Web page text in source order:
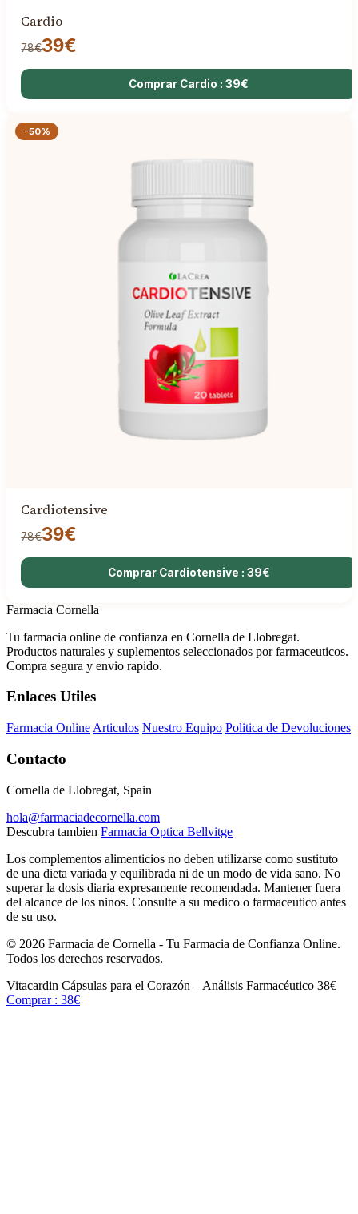
Cardio
78€39€
Comprar Cardio : 39€
-50%
Cardiotensive
78€39€
Comprar Cardiotensive : 39€
Farmacia Cornella
Tu farmacia online de confianza en Cornella de Llobregat.
Productos naturales y suplementos seleccionados por farmaceuticos.
Compra segura y envio rapido.
Enlaces Utiles
Farmacia Online Articulos Nuestro Equipo Politica de Devoluciones
Contacto
Cornella de Llobregat, Spain
hola@farmaciadecornella.com
Descubra tambien Farmacia Optica Bellvitge
Los complementos alimenticios no deben utilizarse como sustituto
de una dieta variada y equilibrada ni de un modo de vida sano. No
superar la dosis diaria expresamente recomendada. Mantener fuera
del alcance de los ninos. Consulte a su medico o farmaceutico antes
de su uso.
© 2026 Farmacia de Cornella - Tu Farmacia de Confianza Online.
Todos los derechos reservados.
Vitacardin Cápsulas para el Corazón – Análisis Farmacéutico 38€
Comprar : 38€